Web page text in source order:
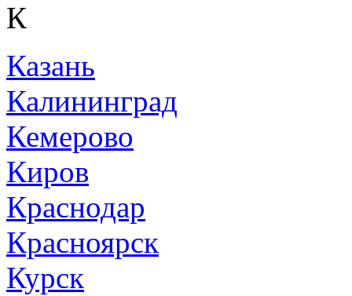
К
Казань
Калининград
Кемерово
Киров
Краснодар
Красноярск
Курск